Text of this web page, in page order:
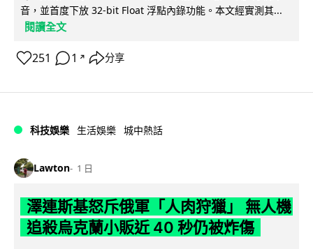
音，並首度下放 32-bit Float 浮點內錄功能。本文經實測其...
閱讀全文
251 1 ↗ 分享
科技娛樂 生活娛樂 城中熱話
Lawton 1 日
澤連斯基怒斥俄軍「人肉狩獵」 無人機
追殺烏克蘭小販近 40 秒仍被炸傷